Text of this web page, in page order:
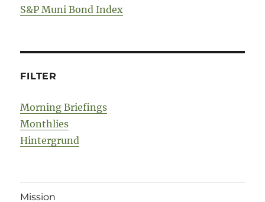
S&P Muni Bond Index
FILTER
Morning Briefings
Monthlies
Hintergrund
Mission